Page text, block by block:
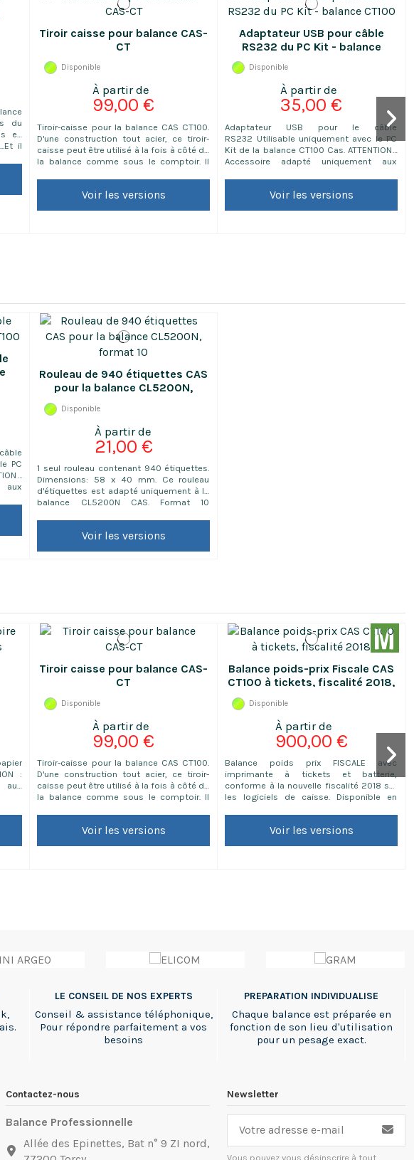
du
en
il
le
Tiroir caisse pour balance CAS-
CT
Disponible
99,00 €
Tiroir-caisse pour la balance CAS CT100.
D'une construction tout acier, ce tiroir-
caisse peut être utilisé à la fois à côté de
la balance comme sous le comptoir. Il
CT100 avec ouverture automatique
Voir les versions
Adaptateur USB pour câble
RS232 du PC Kit - balance
Disponible
35,00 €
Adaptateur USB pour le câble
RS232 Utilisable uniquement avec le PC
Kit de la balance CT100 Cas. ATTENTION :
Accessoire adapté uniquement aux
Voir les versions
PC
:
aux
Rouleau de 940 étiquettes CAS
pour la balance CL5200N,
Disponible
21,00 €
1 seul rouleau contenant 940 étiquettes.
Dimensions: 58 x 40 mm. Ce rouleau
d'étiquettes est adapté uniquement à la
balance CL5200N CAS. Format 10
consommation, poids unitaire, code-
Voir les versions
aux
Tiroir caisse pour balance CAS-
CT
Disponible
99,00 €
Tiroir-caisse pour la balance CAS CT100.
D'une construction tout acier, ce tiroir-
caisse peut être utilisé à la fois à côté de
la balance comme sous le comptoir. Il
CT100 avec ouverture automatique
Voir les versions
Balance poids-prix Fiscale CAS
CT100 à tickets, fiscalité 2018,
Disponible
900,00 €
Balance poids prix FISCALE avec
imprimante à tickets et batterie,
conforme à la nouvelle fiscalité 2018 sur
les logiciels de caisse. Disponible en
avec vignette verte et carnet de
Voir les versions
LE CONSEIL DE NOS EXPERTS
Conseil & assistance téléphonique,
Pour répondre parfaitement a vos
besoins
PREPARATION INDIVIDUALISE
Chaque balance est préparée en
fonction de son lieu d'utilisation
pour un pesage exact.
Contactez-nous
Balance Professionnelle
Allée des Epinettes, Bat n° 9 ZI nord,
Newsletter
Vous pouvez vous désinscrire à tout